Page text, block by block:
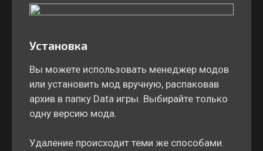
Установка
Вы можете использовать менеджер модов
или установить мод вручную, распаковав
архив в папку Data игры. Выбирайте только
одну версию мода.
Удаление происходит теми же способами.